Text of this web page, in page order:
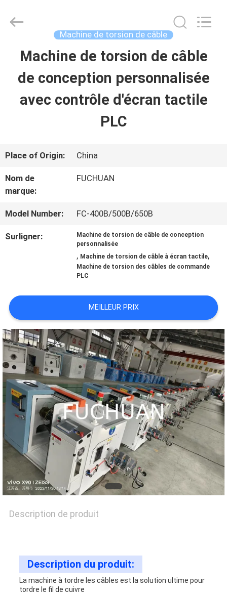
ACCUEIL
PRODUITS
SPECTACLE
VR
NOUS
VISITE
DE
L'USINE
CONTRÔLE
QUALITÉ
CONTACTEZ-
NOUS
LES
Fuchuan
Reserved.
Machine de torsion de câble
Machine de torsion de câble
de conception personnalisée
avec contrôle d'écran tactile
PLC
Place of Origin: China
Nom de
marque:
FUCHUAN
Model Number: FC-400B/500B/650B
Surligner:
Machine de torsion de câble de conception
personnalisée
, Machine de torsion de câble à écran tactile,
Machine de torsion des câbles de commande
PLC
MEILLEUR PRIX
Description de produit
Description du produit:
La machine à tordre les câbles est la solution ultime pour
tordre le fil de cuivre